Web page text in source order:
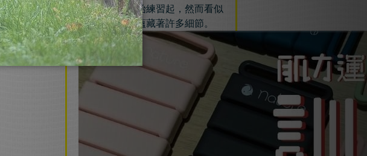
從靠牆站立開始練習起，然而看似
簡單的動作卻蘊藏著許多細節。